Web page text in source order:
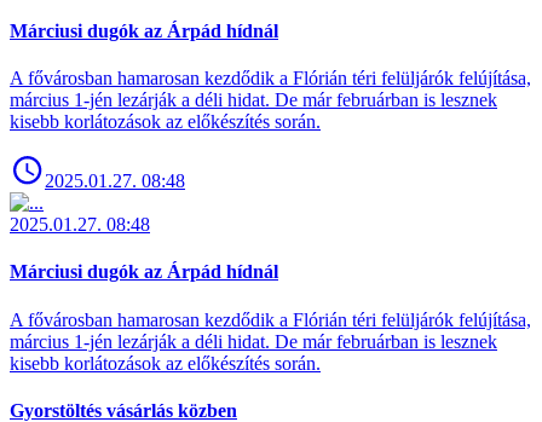
Márciusi dugók az Árpád hídnál
A fővárosban hamarosan kezdődik a Flórián téri felüljárók felújítása,
március 1-jén lezárják a déli hidat. De már februárban is lesznek
kisebb korlátozások az előkészítés során.
2025.01.27. 08:48
2025.01.27. 08:48
Márciusi dugók az Árpád hídnál
A fővárosban hamarosan kezdődik a Flórián téri felüljárók felújítása,
március 1-jén lezárják a déli hidat. De már februárban is lesznek
kisebb korlátozások az előkészítés során.
Gyorstöltés vásárlás közben